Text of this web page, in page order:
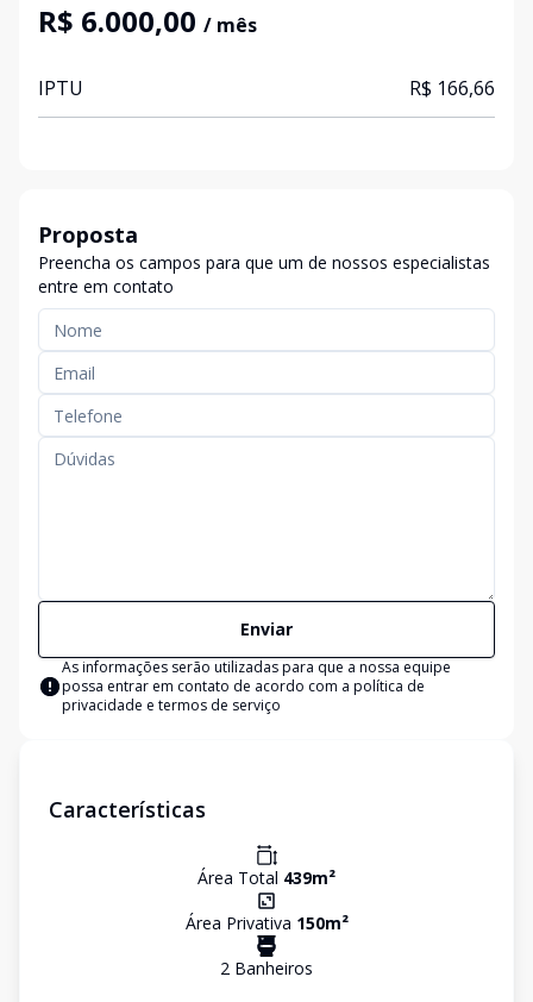
R$ 6.000,00 / mês
IPTU R$ 166,66
Proposta
Preencha os campos para que um de nossos especialistas
entre em contato
Enviar
As informações serão utilizadas para que a nossa equipe
possa entrar em contato de acordo com a política de
privacidade e termos de serviço
Características
Área Total 439m²
Área Privativa 150m²
2 Banheiros